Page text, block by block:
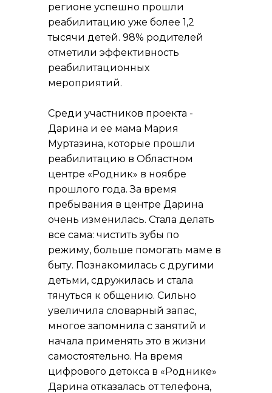
регионе успешно прошли
реабилитацию уже более 1,2
тысячи детей. 98% родителей
отметили эффективность
реабилитационных
мероприятий.
Среди участников проекта -
Дарина и ее мама Мария
Муртазина, которые прошли
реабилитацию в Областном
центре «Родник» в ноябре
прошлого года. За время
пребывания в центре Дарина
очень изменилась. Стала делать
все сама: чистить зубы по
режиму, больше помогать маме в
быту. Познакомилась с другими
детьми, сдружилась и стала
тянуться к общению. Сильно
увеличила словарный запас,
многое запомнила с занятий и
начала применять это в жизни
самостоятельно. На время
цифрового детокса в «Роднике»
Дарина отказалась от телефона,